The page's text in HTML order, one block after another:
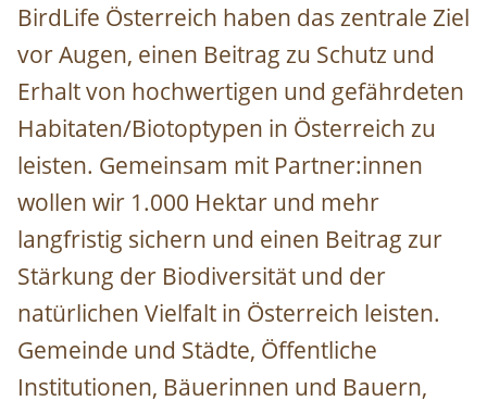
BirdLife Österreich haben das zentrale Ziel
vor Augen, einen Beitrag zu Schutz und
Erhalt von hochwertigen und gefährdeten
Habitaten/Biotoptypen in Österreich zu
leisten. Gemeinsam mit Partner:innen
wollen wir 1.000 Hektar und mehr
langfristig sichern und einen Beitrag zur
Stärkung der Biodiversität und der
natürlichen Vielfalt in Österreich leisten.
Gemeinde und Städte, Öffentliche
Institutionen, Bäuerinnen und Bauern,